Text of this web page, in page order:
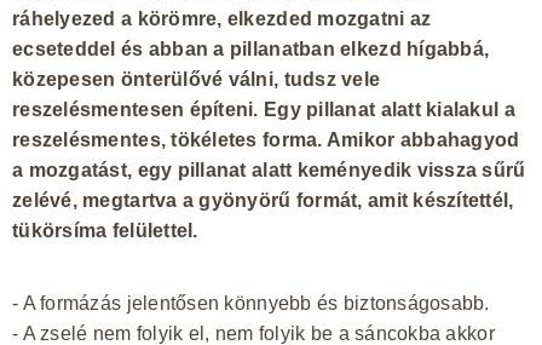
ráhelyezed a körömre, elkezded mozgatni az
ecseteddel és abban a pillanatban elkezd hígabbá,
közepesen önterülővé válni, tudsz vele
reszelésmentesen építeni. Egy pillanat alatt kialakul a
reszelésmentes, tökéletes forma. Amikor abbahagyod
a mozgatást, egy pillanat alatt keményedik vissza sűrű
zelévé, megtartva a gyönyörű formát, amit készítettél,
tükörsíma felülettel.
- A formázás jelentősen könnyebb és biztonságosabb.
- A zselé nem folyik el, nem folyik be a sáncokba akkor